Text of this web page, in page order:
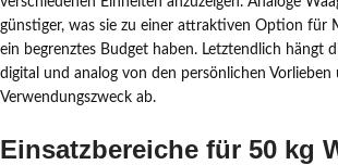
günstiger, was sie zu einer attraktiven Option für
ein begrenztes Budget haben. Letztendlich hängt
digital und analog von den persönlichen Vorlieben
Verwendungszweck ab.
Einsatzbereiche für 50 kg